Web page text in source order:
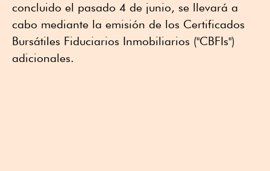
concluido el pasado 4 de junio, se llevará a
cabo mediante la emisión de los Certificados
Bursátiles Fiduciarios Inmobiliarios ("CBFIs")
adicionales.